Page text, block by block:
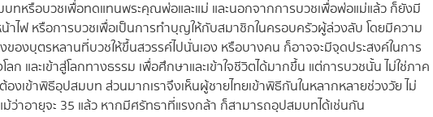
ทหรือบวชเพื่อทดแทนพระคุณพ่อและแม่ และนอกจากการบวชเพื่อพ่อแม่แล้ว ก็ยังมี
าไฟ หรือการบวชเพื่อเป็นการทำบุญให้กับสมาชิกในครอบครัวผู้ล่วงลับ โดยมีความ
ของบุตรหลานที่บวชให้ขึ้นสวรรค์ไปนั่นเอง หรือบางคน ก็อาจจะมีจุดประสงค์ในการ
ก และเข้าสู่โลกทางธรรม เพื่อศึกษาและเข้าใจชีวิตได้มากขึ้น แต่การบวชนั้น ไม่ใช่ภาค
งเข้าพิธีอุปสมบท ส่วนมากเราจึงเห็นผู้ชายไทยเข้าพิธีกันในหลากหลายช่วงวัย ไม่
ว่าอายุจะ 35 แล้ว หากมีศรัทธาที่แรงกล้า ก็สามารถอุปสมบทได้เช่นกัน